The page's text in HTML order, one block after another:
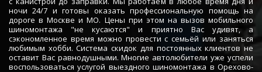
ночи 24/7 и готовы оказать профессиональную помощь на
дороге в Москве и МО. Цены при этом на вызов мобильного
шиномонтажа "не кусаются" и приятно Вас удивят, а
сэкономленное время можно провести с семьёй или заняться
любимым хобби. Система скидок для постоянных клиентов не
оставит Вас равнодушными. Многие автолюбители уже успели
воспользоваться услугой выездного шиномонтажа в Орехово-